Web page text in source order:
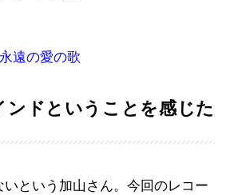
遠の愛の歌
ンドということを感じた
いという加山さん。今回のレコー